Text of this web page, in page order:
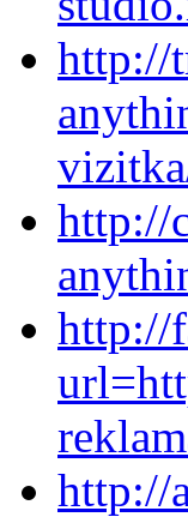
http://
http://
http://
http://